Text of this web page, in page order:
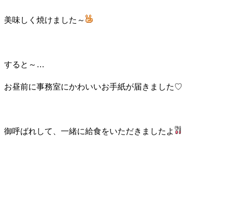
美味しく焼けました～
すると～…
お昼前に事務室にかわいいお手紙が届きました♡
御呼ばれして、一緒に給食をいただきましたよ